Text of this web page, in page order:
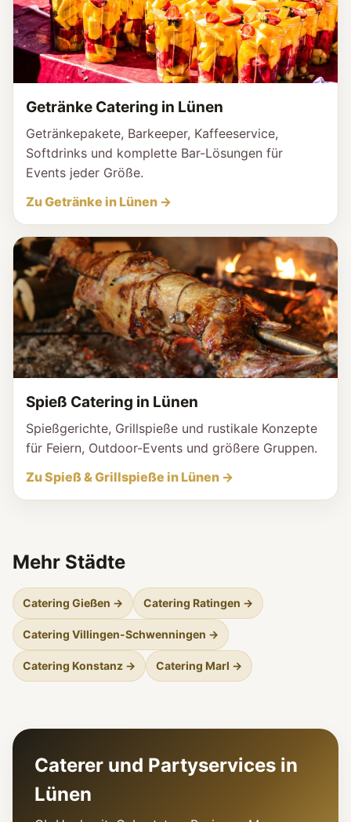
Getränke Catering in Lünen
Getränkepakete, Barkeeper, Kaffeeservice,
Softdrinks und komplette Bar-Lösungen für
Events jeder Größe.
Zu Getränke in Lünen →
Spieß Catering in Lünen
Spießgerichte, Grillspieße und rustikale Konzepte
für Feiern, Outdoor-Events und größere Gruppen.
Zu Spieß & Grillspieße in Lünen →
Mehr Städte
Catering Gießen → Catering Ratingen →
Catering Villingen-Schwenningen →
Catering Konstanz → Catering Marl →
Caterer und Partyservices in
Lünen